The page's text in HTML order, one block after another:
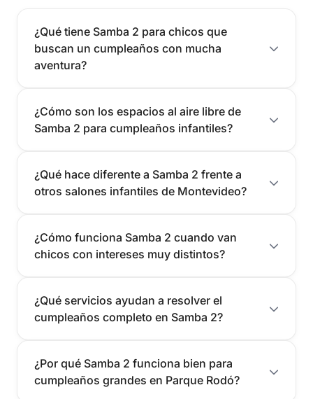
¿Qué tiene Samba 2 para chicos que
buscan un cumpleaños con mucha
aventura?
¿Cómo son los espacios al aire libre de
Samba 2 para cumpleaños infantiles?
¿Qué hace diferente a Samba 2 frente a
otros salones infantiles de Montevideo?
¿Cómo funciona Samba 2 cuando van
chicos con intereses muy distintos?
¿Qué servicios ayudan a resolver el
cumpleaños completo en Samba 2?
¿Por qué Samba 2 funciona bien para
cumpleaños grandes en Parque Rodó?